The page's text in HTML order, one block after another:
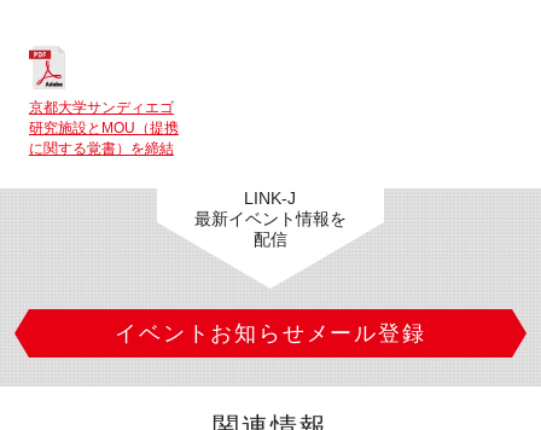
京都大学サンディエゴ
研究施設とMOU（提携
に関する覚書）を締結
LINK-J
最新イベント情報を
配信
イベントお知らせメール登録